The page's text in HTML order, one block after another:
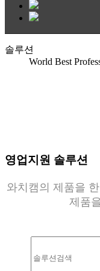
솔루션
World Best
영업지원 솔루션
와치캠의 제품을
제품